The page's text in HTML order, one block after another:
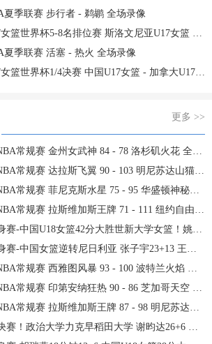
夏季联赛 步行者 - 鹈鹕 全场录像
杯5-8名排位赛 斯洛文尼亚U17女篮 - 中国U17女篮 全场录像
夏季联赛 活塞 - 热火 全场录像
世界杯1/4决赛 中国U17女篮 - 加拿大U17女篮 录像
更多 >>
常规赛 金州女武神 84 - 78 洛杉矶火花 全场集锦
常规赛 达拉斯飞翼 90 - 103 明尼苏达山猫 全场集锦
规赛 菲尼克斯水星 75 - 95 华盛顿神秘人 全场集锦
规赛 拉斯维加斯王牌 71 - 111 纽约自由人 全场集锦
国U18女篮42分大胜世新大学女篮！姚子萱12前场板
国女篮逆转尼日利亚 张子宇23+13 王思雨关键两罚
常规赛 西雅图风暴 93 - 100 波特兰火焰 全场集锦
常规赛 印第安纳狂热 90 - 86 芝加哥天空 全场集锦
规赛 拉斯维加斯王牌 87 - 98 明尼苏达山猫 全场集锦
政治大学力克早稻田大学 谢昀达26+6 波波卡22+15+7